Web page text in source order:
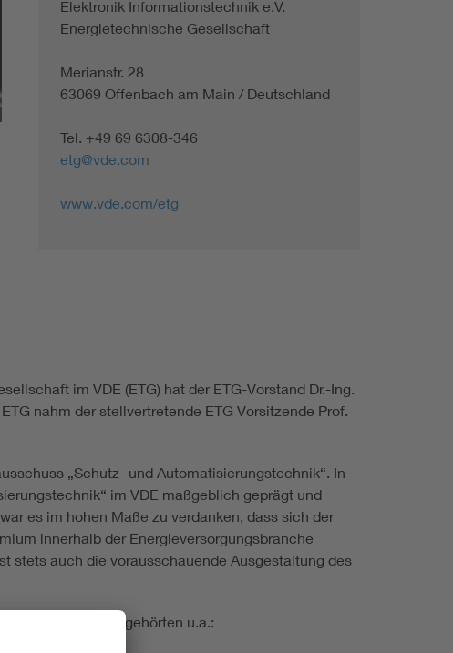
Elektronik Informationstechnik e.V.
Energietechnische Gesellschaft
Merianstr. 28
63069 Offenbach am Main / Deutschland
Tel. +49 69 6308-346
etg@vde.com
www.vde.com/etg
im VDE (ETG) hat der ETG-Vorstand Dr.-Ing.
nahm der stellvertretende ETG Vorsitzende Prof.
„Schutz- und Automatisierungstechnik“. In
im VDE maßgeblich geprägt und
es im hohen Maße zu verdanken, dass sich der
innerhalb der Energieversorgungsbranche
stets auch die vorausschauende Ausgestaltung des
gehörten u.a.: